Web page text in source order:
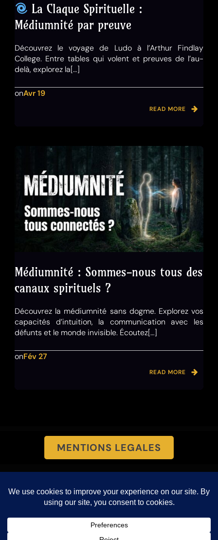
La Claque Spirituelle :
Médiumnité par preuve
Découvrez le voyage de Ludo à l’Arthur Findlay
College. Entre tables qui volent et preuves de l’au-
delà, explorez la[…]
onAvr 19
READ MORE
Médiumnité : Sommes-nous tous des
canaux spirituels ?
Découvrez la médiumnité sans dogme. Explorez vos
capacités d’intuition, la communication avec les
défunts et le monde invisible. Écoutez[…]
onFév 27
READ MORE
MENTIONS LEGALES
PROTECTION DES DONNEES